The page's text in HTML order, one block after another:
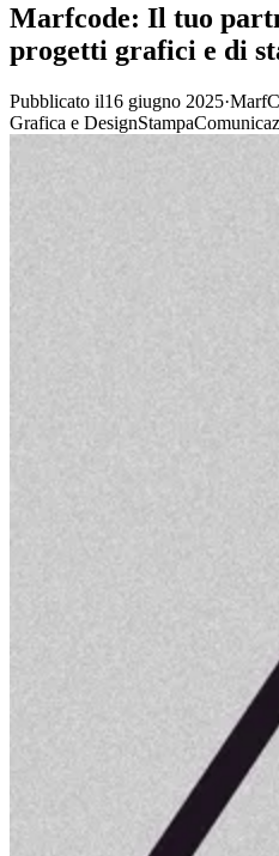
Marfcode: Il tuo
progetti grafici e di
Pubblicato il16 giugno 2025·
Grafica e DesignStampa